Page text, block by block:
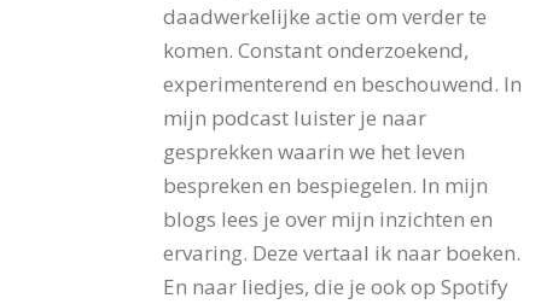
daadwerkelijke actie om verder te
komen. Constant onderzoekend,
experimenterend en beschouwend. In
mijn podcast luister je naar
gesprekken waarin we het leven
bespreken en bespiegelen. In mijn
blogs lees je over mijn inzichten en
ervaring. Deze vertaal ik naar boeken.
En naar liedjes, die je ook op Spotify